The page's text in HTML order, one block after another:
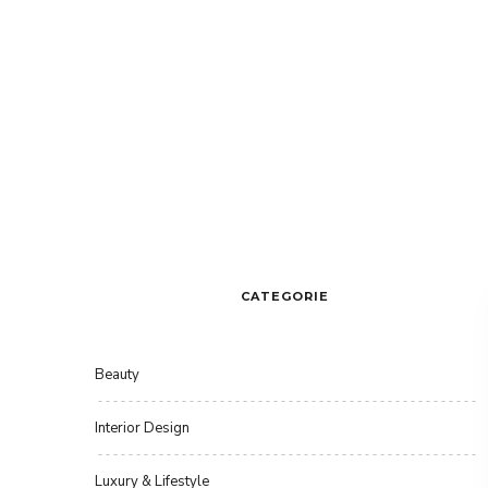
CATEGORIE
Beauty
Interior Design
Luxury & Lifestyle